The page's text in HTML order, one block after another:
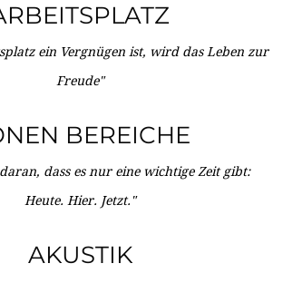
ein Vergnügen ist, wird das Leben zur
Freude"
BEREICHE
dass es nur eine wichtige Zeit gibt:
Heute. Hier. Jetzt."
AKUSTIK